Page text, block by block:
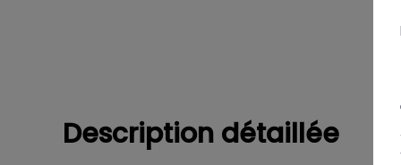
Description détaillée